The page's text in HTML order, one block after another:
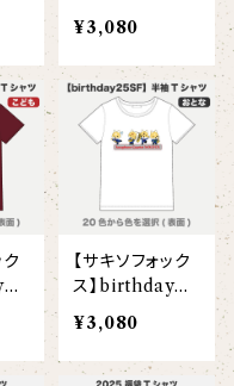
袖Tシャツ両面
(大人)
¥3,080
ク
【サキソフォック
ス】birthdayセ
レクション 半袖
Tシャツ両面(大
人)
¥3,080